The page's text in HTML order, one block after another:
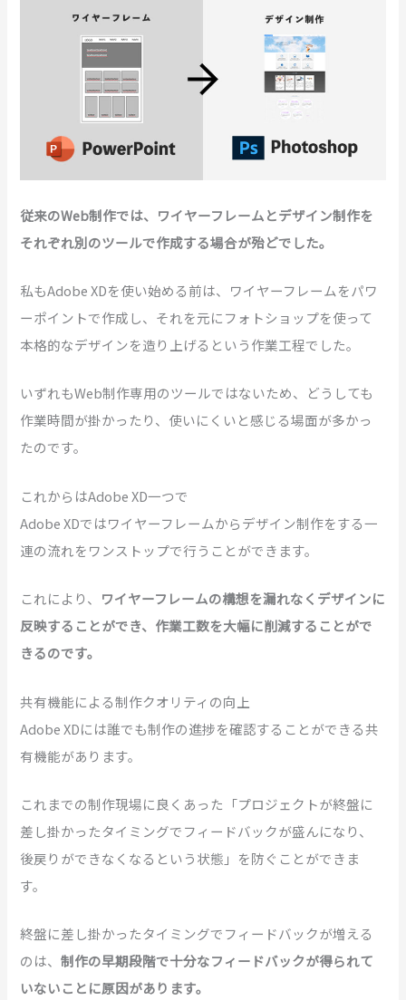
従来のWeb制作では、ワイヤーフレームとデザイン制作を
それぞれ別のツールで作成する場合が殆どでした。
私もAdobe XDを使い始める前は、ワイヤーフレームをパワ
ーポイントで作成し、それを元にフォトショップを使って
本格的なデザインを造り上げるという作業工程でした。
いずれもWeb制作専用のツールではないため、どうしても
作業時間が掛かったり、使いにくいと感じる場面が多かっ
たのです。
これからはAdobe XD一つで
Adobe XDではワイヤーフレームからデザイン制作をする一
連の流れをワンストップで行うことができます。
これにより、 ワイヤーフレームの構想を漏れなくデザインに
反映することができ、作業工数を大幅に削減することがで
きるのです。
共有機能による制作クオリティの向上
Adobe XDには誰でも制作の進捗を確認することができる共
有機能があります。
これまでの制作現場に良くあった「プロジェクトが終盤に
差し掛かったタイミングでフィードバックが盛んになり、
後戻りができなくなるという状態」を防ぐことができま
す。
終盤に差し掛かったタイミングでフィードバックが増える
のは、制作の早期段階で十分なフィードバックが得られて
いないことに原因があります。